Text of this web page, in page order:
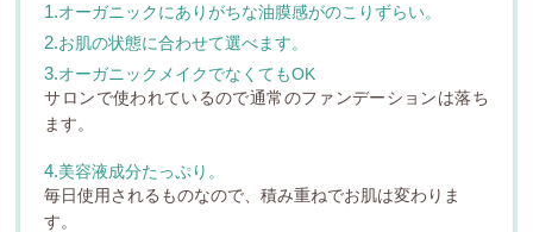
1.オーガニックにありがちな油膜感がのこりずらい。
2.お肌の状態に合わせて選べます。
3.オーガニックメイクでなくてもOK
サロンで使われているので通常のファンデーションは落ち
ます。
4.美容液成分たっぷり。
毎日使用されるものなので、積み重ねでお肌は変わりま
す。